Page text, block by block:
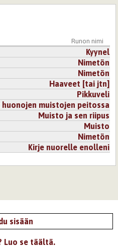
Runon nimi
Kyynel
Nimetön
Nimetön
Haaveet [tai jtn]
Pikkuveli
huonojen muistojen peitossa
Muisto ja sen riipus
Muisto
Nimetön
Kirje nuorelle enolleni
sisään
Luo se täältä.